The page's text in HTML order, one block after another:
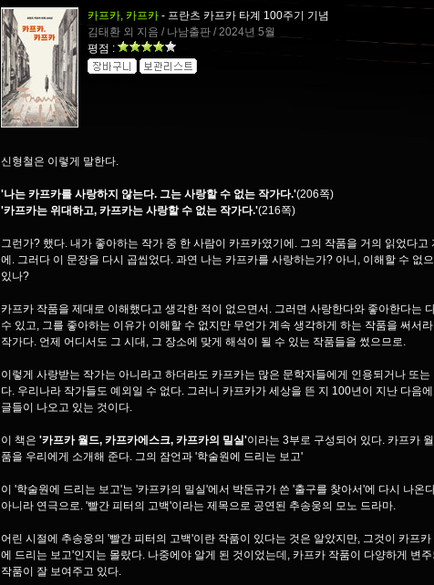
카프카, 카프카 - 프란츠 카프카 타계 100주기 기념
김태환 외 지음 / 나남출판 / 2024년 5월
평점 :
신형철은 이렇게 말한다.
'나는 카프카를 사랑하지 않는다. 그는 사랑할 수 없는 작가다.'(206쪽)
'카프카는 위대하고, 카프카는 사랑할 수 없는 작가다.'(216쪽)
그런가? 했다. 내가 좋아하는 작가 중 한 사람이 카프카였기에. 그의 작품을 거의 읽었다고
에. 그러다 이 문장을 다시 곱씹었다. 과연 나는 카프카를 사랑하는가? 아니, 이해할 수 없
있나?
카프카 작품을 제대로 이해했다고 생각한 적이 없으면서. 그러면 사랑한다와 좋아한다는
수 있고, 그를 좋아하는 이유가 이해할 수 없지만 무언가 계속 생각하게 하는 작품을 써서
작가다. 언제 어디서도 그 시대, 그 장소에 맞게 해석이 될 수 있는 작품들을 썼으므로.
이렇게 사랑받는 작가는 아니라고 하더라도 카프카는 많은 문학자들에게 인용되거나 또는
다. 우리나라 작가들도 예외일 수 없다. 그러니 카프카가 세상을 뜬 지 100년이 지난 다음
글들이 나오고 있는 것이다.
이 책은 '카프카 월드, 카프카에스크, 카프카의 밀실'이라는 3부로 구성되어 있다. 카프카
품을 우리에게 소개해 준다. 그의 잠언과 '학술원에 드리는 보고'
이 '학술원에 드리는 보고'는 '카프카의 밀실'에서 박돈규가 쓴 '출구를 찾아서'에 다시 나온
아니라 연극으로. '빨간 피터의 고백'이라는 제목으로 공연된 추송웅의 모노 드라마.
어린 시절에 추송웅의 '빨간 피터의 고백'이란 작품이 있다는 것은 알았지만, 그것이 카프카
에 드리는 보고'인지는 몰랐다. 나중에야 알게 된 것이었는데, 카프카 작품이 다양하게 변주
작품이 잘 보여주고 있다.